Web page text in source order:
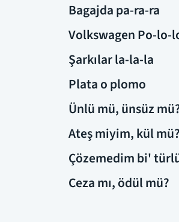
Bagajda pa-ra-ra
Volkswagen Po-lo-
Şarkılar la-la-la
Plata o plomo
Ünlü mü, ünsüz
Ateş miyim, kül mü?
Çözemedim bi'
Ceza mı, ödül mü?